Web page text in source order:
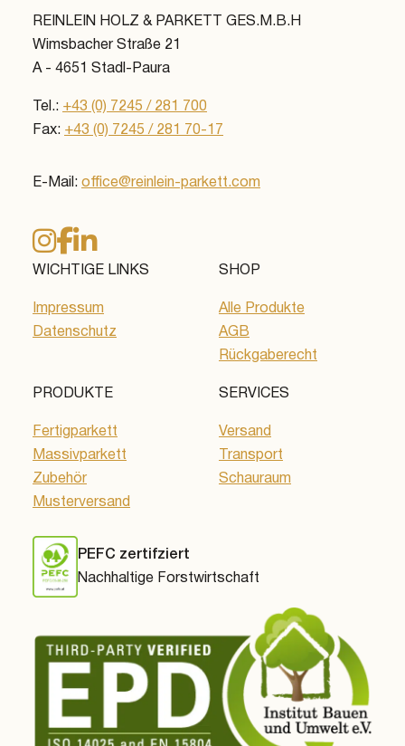
REINLEIN HOLZ & PARKETT GES.M.B.H
Wimsbacher Straße 21
A - 4651 Stadl-Paura
Tel.: +43 (0) 7245 / 281 700
Fax: +43 (0) 7245 / 281 70-17
E-Mail: office@reinlein-parkett.com
WICHTIGE LINKS
Impressum
Datenschutz
SHOP
Alle Produkte
AGB
Rückgaberecht
PRODUKTE
Fertigparkett
Massivparkett
Zubehör
Musterversand
SERVICES
Versand
Transport
Schauraum
PEFC zertifziert
Nachhaltige Forstwirtschaft